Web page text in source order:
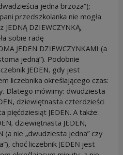
jedna brzoza”);
przedszkolanka nie mogła
DZIEWCZYNKĄ,
sobie radę
JEDEN DZIEWCZYNKAMI (a
jedną”). Podobnie
JEDEN, gdy jest
liczebnika określającego czas:
Dlatego mówimy: dwudziesta
dziewiętnasta czterdzieści
pięćdziesiąt JEDEN. A także:
dziewiętnasta JEDEN,
(a nie „dwudziesta jedna” czy
choć liczebnik JEDEN jest